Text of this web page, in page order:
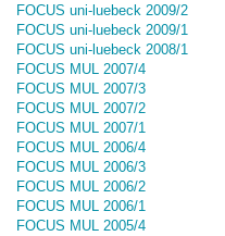
FOCUS uni-luebeck 2009/2
FOCUS uni-luebeck 2009/1
FOCUS uni-luebeck 2008/1
FOCUS MUL 2007/4
FOCUS MUL 2007/3
FOCUS MUL 2007/2
FOCUS MUL 2007/1
FOCUS MUL 2006/4
FOCUS MUL 2006/3
FOCUS MUL 2006/2
FOCUS MUL 2006/1
FOCUS MUL 2005/4